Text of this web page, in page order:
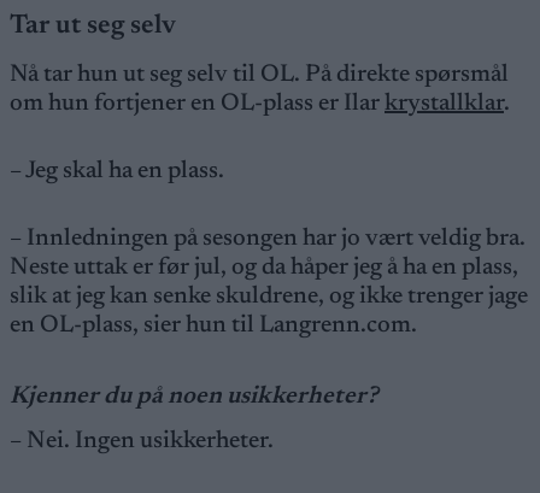
Tar ut seg selv
Nå tar hun ut seg selv til OL. På direkte spørsmål
om hun fortjener en OL-plass er Ilar krystallklar.
– Jeg skal ha en plass.
– Innledningen på sesongen har jo vært veldig bra.
Neste uttak er før jul, og da håper jeg å ha en plass,
slik at jeg kan senke skuldrene, og ikke trenger jage
en OL-plass, sier hun til Langrenn.com.
Kjenner du på noen usikkerheter?
– Nei. Ingen usikkerheter.